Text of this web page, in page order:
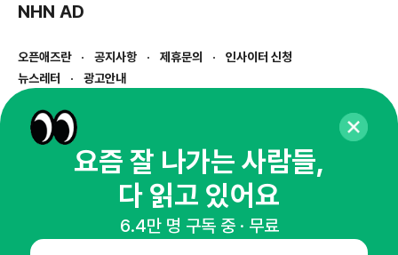
NHN AD
오픈애즈란 공지사항 제휴문의
인사이터 신청
뉴스레터
광고안내
경기도 성남시 분당구 대왕판교로645번길 16
사업자등록번호 : 144-81-27690(
통신판매업신고번호 : 2014-경기성남-1023
호스팅서비스사업자 : 오픈애즈
1800-2198
openads@openads.co.kr
요즘 잘 나가는 사람들,
다 읽고 있어요
6.4만 명 구독 중 · 무료